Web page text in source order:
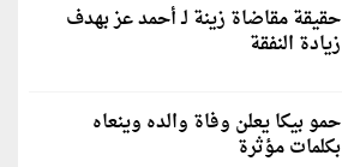
حقيقة مقاضاة زينة لـ أحمد عز بهدف
زيادة النفقة
حمو بيكا يعلن وفاة والده وينعاه
بكلمات مؤثرة